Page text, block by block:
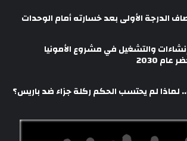
الدرجة الأولى بعد خسارته أمام الوحدات
والتشغيل في مشروع الأمونيا
2030
لم يحتسب الحكم ركلة جزاء ضد باريس؟